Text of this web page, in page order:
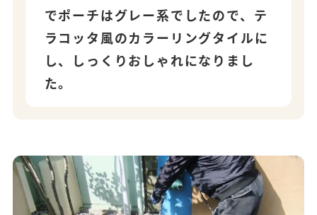
でポーチはグレー系でしたので、テ
ラコッタ風のカラーリングタイルに
し、しっくりおしゃれになりまし
た。